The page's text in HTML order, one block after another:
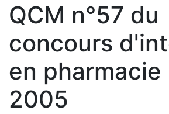
QCM n°57 du
concours
en pharmacie
2005